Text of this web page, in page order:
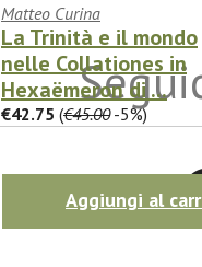
Matteo Curina
La Trinità e il mondo
nelle Collationes in
Hexaëmeron di ...
€42.75 (€45.00-5%)
Aggiungi al